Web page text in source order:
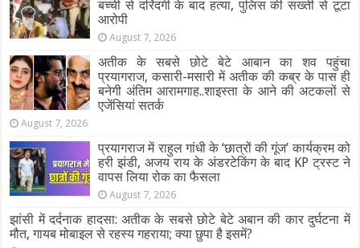
बच्ची से दरिंदगी के बाद हत्या, पुलिस की सख्ती से टूटा
आरोपी
August 7, 2026
अतीक के सबसे छोटे बेटे आबान का शव पहुंचा
प्रयागराज, कसारी-मसारी में अतीक की कब्र के पास ही
बनेगी अंतिम आरामगाह..शाइस्ता के आने की अटकलों से
एजेंसियां सतर्क
August 7, 2026
प्रयागराज में राहुल गांधी के ‘छात्रों की गूंज’ कार्यक्रम को
हरी झंडी, अजय राय के अंडरटेकिंग के बाद KP ट्रस्ट ने
वापस लिया रोक का फैसला
August 7, 2026
झांसी में दर्दनाक हादसा: अतीक के सबसे छोटे बेटे अबान की कार दुर्घटना में
मौत, गायब मोबाइल से रहस्य गहराया; क्या छुपा है इसमें?